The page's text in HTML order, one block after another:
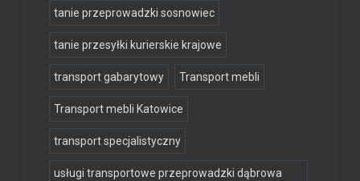
tanie przeprowadzki sosnowiec
tanie przesyłki kurierskie krajowe
transport gabarytowy Transport mebli
Transport mebli Katowice
transport specjalistyczny
usługi transportowe przeprowadzki dąbrowa